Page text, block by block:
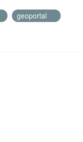
geoportal